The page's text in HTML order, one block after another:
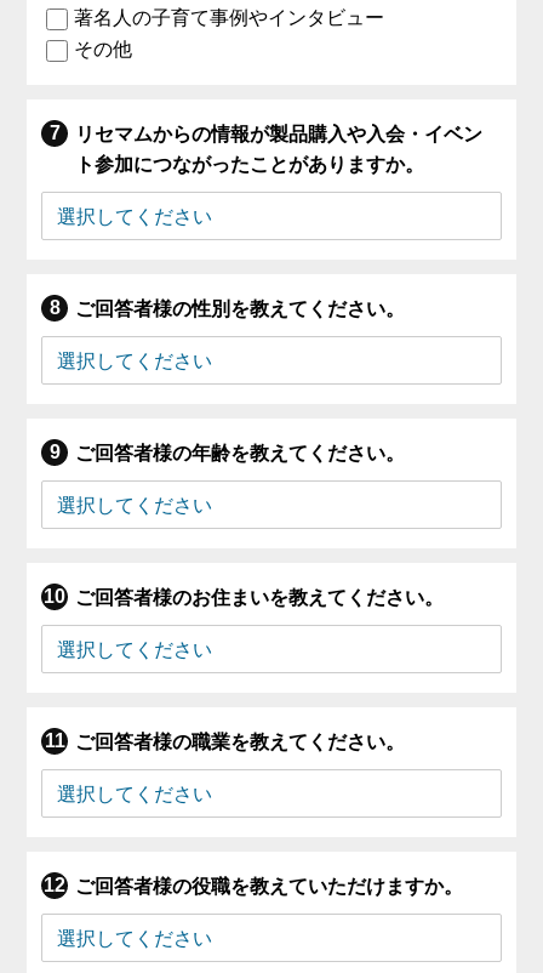
著名人の子育て事例やインタビュー
その他
リセマムからの情報が製品購入や入会・イベン
ト参加につながったことがありますか。
ご回答者様の性別を教えてください。
ご回答者様の年齢を教えてください。
ご回答者様のお住まいを教えてください。
ご回答者様の職業を教えてください。
ご回答者様の役職を教えていただけますか。